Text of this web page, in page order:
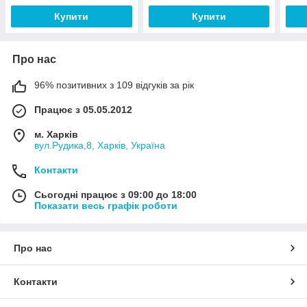
Купити
Купити
Про нас
96% позитивних з 109 відгуків за рік
Працює з 05.05.2012
м. Харків
вул.Рудика,8, Харків, Україна
Контакти
Сьогодні працює з 09:00 до 18:00
Показати весь графік роботи
Про нас
Контакти